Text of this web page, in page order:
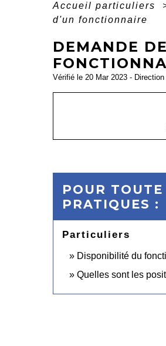
Accueil particuliers
d'un fonctionnaire
DEMANDE
Vérifié le 20 Mar 2023 -
POUR
PRATIQUES :
Particuliers
Disponibilité du
Quelles sont les